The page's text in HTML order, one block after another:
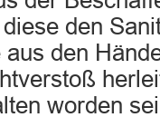
den
den
worden